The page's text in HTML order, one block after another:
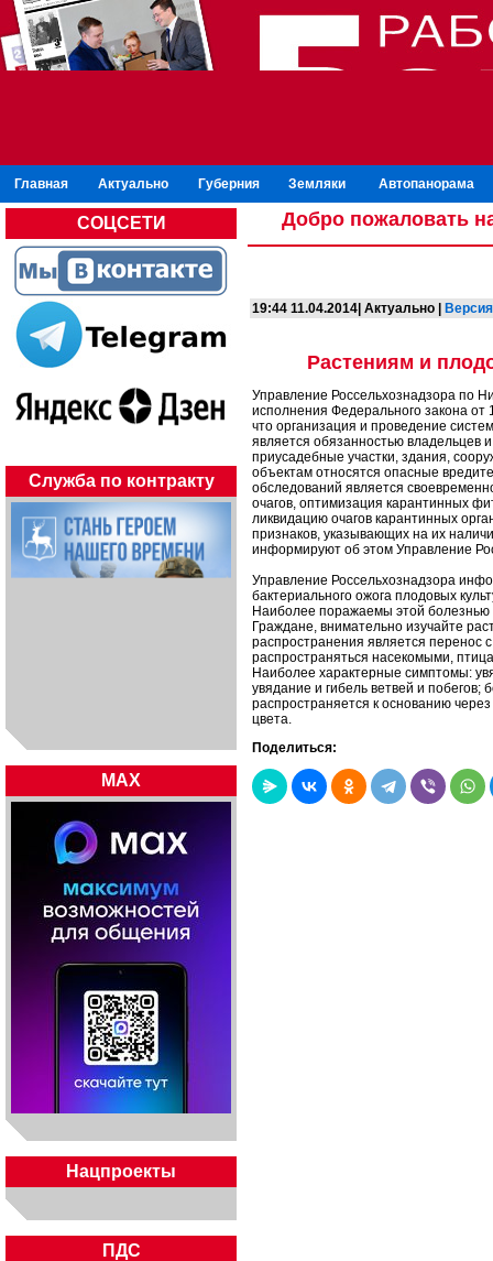
Главная Актуально Губерния Земляки Автопанорама
СОЦСЕТИ
Служба по контракту
MAX
Нацпроекты
ПДС
Добро пожаловать
19:44 11.04.2014| Актуально |
Растениям и
Управление Россельхознадзора по
исполнения Федерального закона
что организация и проведение
является обязанностью владельцев
приусадебные участки, здания,
объектам относятся опасные
обследований является
очагов, оптимизация карантинных
ликвидацию очагов карантинных
признаков, указывающих на их
информируют об этом Управление
Управление Россельхознадзора
бактериального ожога плодовых
Наиболее поражаемы этой болезнью
Граждане, внимательно изучайте
распространения является перенос
распространяться насекомыми,
Наиболее характерные симптомы:
увядание и гибель ветвей и
распространяется к основанию
цвета.
Поделиться: